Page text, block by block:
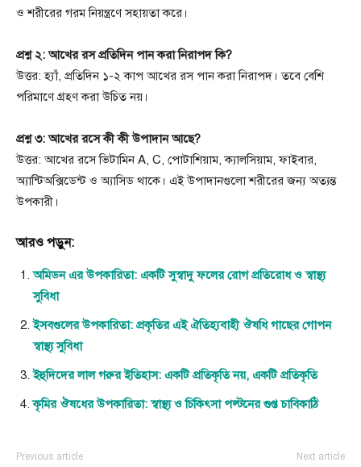
ও শরীরের গরম নিয়ন্ত্রণে সহায়তা করে।
প্রশ্ন ২: আখের রস প্রতিদিন পান করা নিরাপদ কি?
উত্তর: হ্যাঁ, প্রতিদিন ১-২ কাপ আখের রস পান করা নিরাপদ। তবে বেশি
পরিমাণে গ্রহণ করা উচিত নয়।
প্রশ্ন ৩: আখের রসে কী কী উপাদান আছে?
উত্তর: আখের রসে ভিটামিন A, C, পোটাশিয়াম, ক্যালসিয়াম, ফাইবার,
অ্যান্টিঅক্সিডেন্ট ও অ্যাসিড থাকে। এই উপাদানগুলো শরীরের জন্য অত্যন্ত
উপকারী।
আরও পড়ুন:
অমিডন এর উপকারিতা: একটি সুস্বাদু ফলের রোগ প্রতিরোধ ও স্বাস্থ্য
সুবিধা
ইসবগুলের উপকারিতা: প্রকৃতির এই ঐতিহ্যবাহী ঔষধি গাছের গোপন
স্বাস্থ্য সুবিধা
ইহুদিদের লাল গরুর ইতিহাস: একটি প্রতিকৃতি নয়, একটি প্রতিকৃতি
কৃমির ঔষধের উপকারিতা: স্বাস্থ্য ও চিকিৎসা পল্টনের গুপ্ত চাবিকাঠি
Previous article Next article